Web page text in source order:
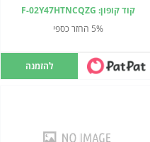
קוד קופון: F-02Y47HTNCQZG
5% החזר כספי
להזמנה